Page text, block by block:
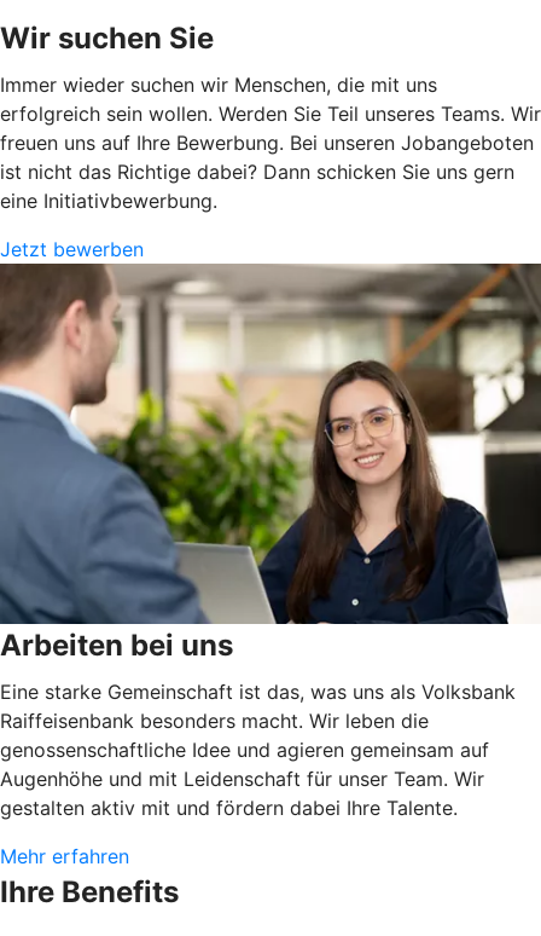
Wir suchen Sie
Immer wieder suchen wir Menschen, die mit uns
erfolgreich sein wollen. Werden Sie Teil unseres Teams. Wir
freuen uns auf Ihre Bewerbung. Bei unseren Jobangeboten
ist nicht das Richtige dabei? Dann schicken Sie uns gern
eine Initiativbewerbung.
Jetzt bewerben
Arbeiten bei uns
Eine starke Gemeinschaft ist das, was uns als Volksbank
Raiffeisenbank besonders macht. Wir leben die
genossenschaftliche Idee und agieren gemeinsam auf
Augenhöhe und mit Leidenschaft für unser Team. Wir
gestalten aktiv mit und fördern dabei Ihre Talente.
Mehr erfahren
Ihre Benefits